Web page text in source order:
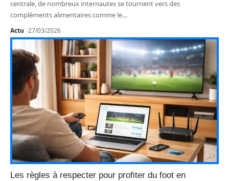
centrale, de nombreux internautes se tournent vers des
compléments alimentaires comme le…
Actu 27/03/2026
Les règles à respecter pour profiter du foot en